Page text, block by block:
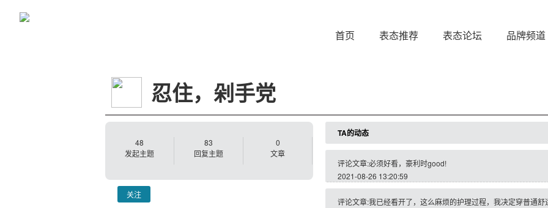
首页 表态推荐 表态论坛 品牌频道
忍住，剁手党
48
发起主题
83
回复主题
0
文章
关注
TA的动态
评论文章:必须好看，豪利时good!
2021-08-26 13:20:59
评论文章:我已经看开了，这么麻烦的护理过程，我决定穿普通舒